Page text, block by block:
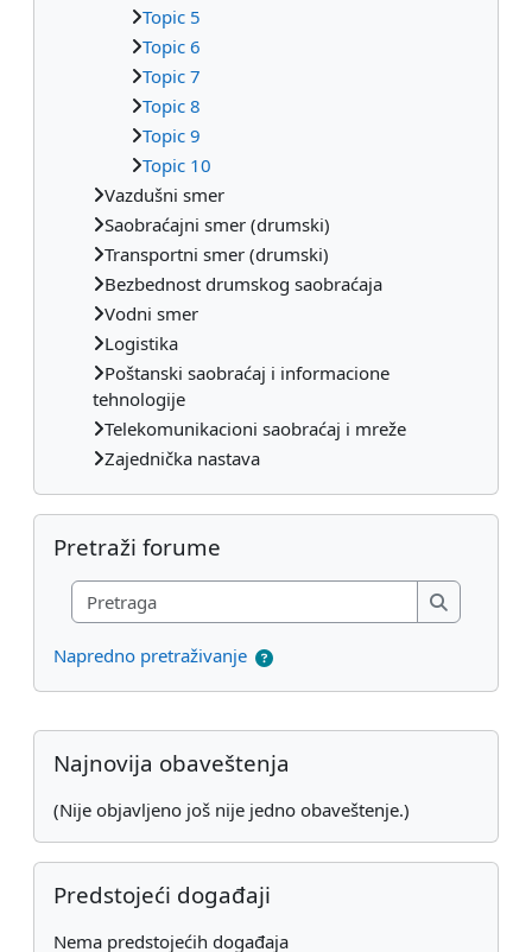
Topic 5
Topic 6
Topic 7
Topic 8
Topic 9
Topic 10
Vazdušni smer
Saobraćajni smer (drumski)
Transportni smer (drumski)
Bezbednost drumskog saobraćaja
Vodni smer
Logistika
Poštanski saobraćaj i informacione
tehnologije
Telekomunikacioni saobraćaj i mreže
Zajednička nastava
Preskoči Pretraži forume
Pretraži forume
Pretraga
Pretraga
Napredno pretraživanje
Dodatni blokovi
Preskoči Najnovija obaveštenja
Najnovija obaveštenja
(Nije objavljeno još nije jedno obaveštenje.)
Preskoči Predstojeći događaji
Predstojeći događaji
Nema predstojećih događaja